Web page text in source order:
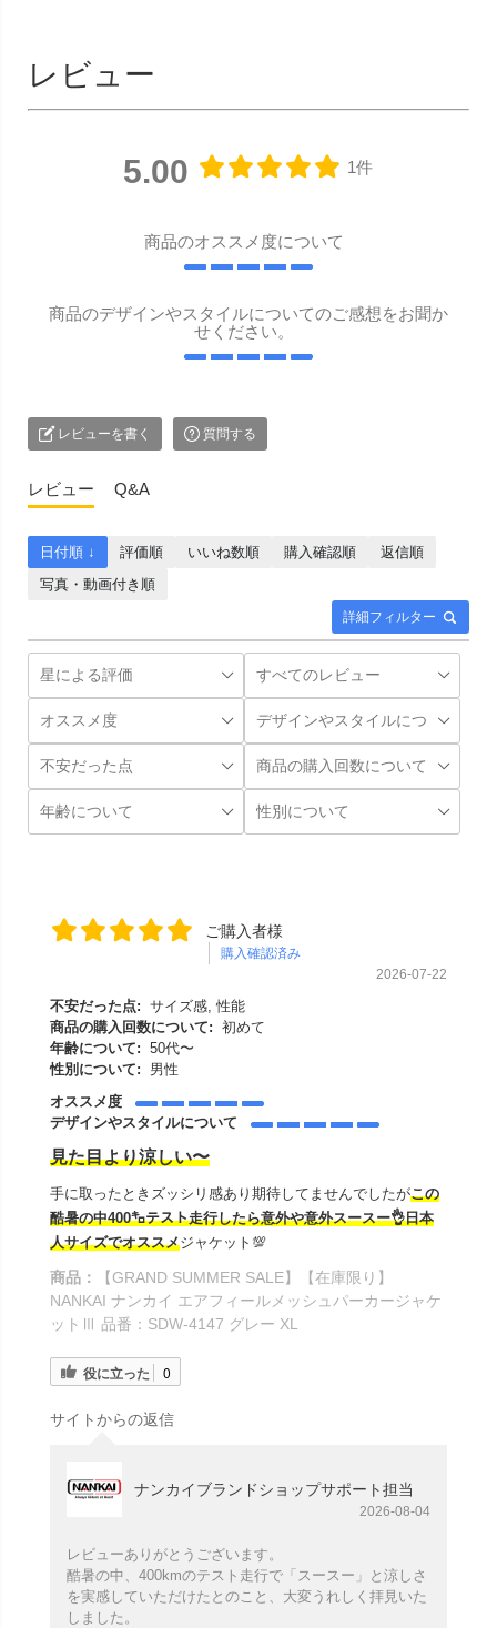
レビュー
5.00 1件
商品のオススメ度について
商品のデザインやスタイルについてのご感想をお聞か
せください。
レビューを書く 質問する
レビュー Q&A
詳細フィルター
日付順 ↓ 評価順 いいね数順 購入確認順
返信順
写真・動画付き順
ご購入者様
購入確認済み
2026-07-22
不安だった点: サイズ感, 性能
商品の購入回数について: 初めて
年齢について: 50代〜
性別について:
男性
オススメ度
デザインやスタイルについて
見た目より涼しい〜
手に取ったときズッシリ感あり期待してませんでしたがこの
酷暑の中400㌔テスト走行したら意外や意外スースー👌日本
人サイズでオススメジャケット💯
商品：
【GRAND SUMMER SALE】【在庫限り】
NANKAI ナンカイ エアフィールメッシュパーカージャケ
ットⅢ 品番：SDW-4147 グレー XL
役に立った 0
サイトからの返信
ナンカイブランドショップサポート担当
2026-08-04
レビューありがとうございます。
酷暑の中、400kmのテスト走行で「スースー」と涼しさ
を実感していただけたとのこと、大変うれしく拝見いた
しました。